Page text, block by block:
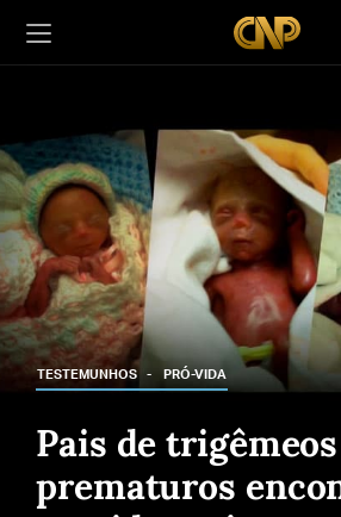
TESTEMUNHOS PRÓ-VIDA
Pais de trigêmeos
prematuros